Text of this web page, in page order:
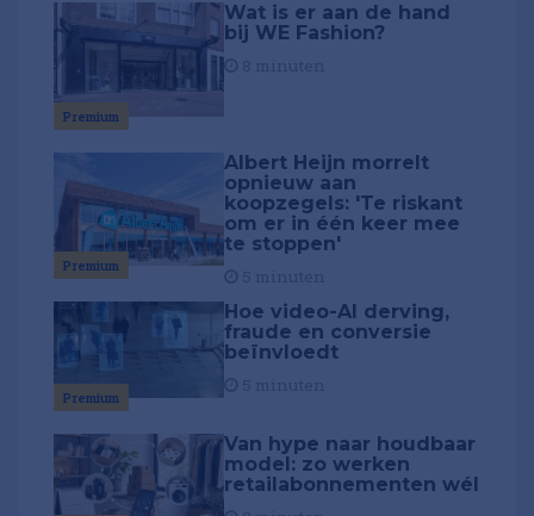
Premium
Wat is er aan de hand
bij WE Fashion?
Premium
Albert Heijn morrelt
opnieuw aan
koopzegels: 'Te riskant
om er in één keer mee
te stoppen'
Premium
Hoe video-AI derving,
fraude en conversie
beïnvloedt
Van hype naar houdbaar
model: zo werken
retailabonnementen wél